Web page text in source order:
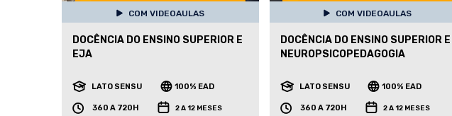
COM VIDEOAULAS
DOCÊNCIA DO ENSINO SUPERIOR E
EJA
LATO SENSU 100% EAD
360 A 720H 2 A 12 MESES
COM VIDEOAULAS
DOCÊNCIA DO ENSINO SUPERIOR E
NEUROPSICOPEDAGOGIA
LATO SENSU 100% EAD
360 A 720H 2 A 12 MESES